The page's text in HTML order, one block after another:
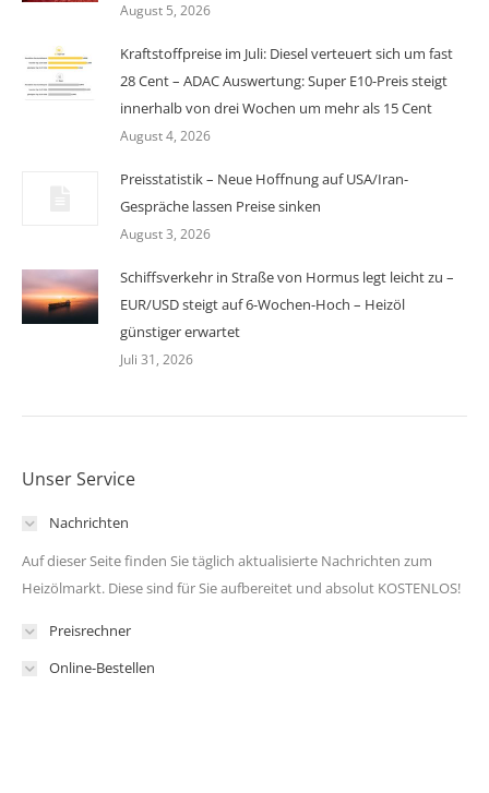
August 5, 2026
Kraftstoffpreise im Juli: Diesel verteuert sich um fast
28 Cent – ADAC Auswertung: Super E10-Preis steigt
innerhalb von drei Wochen um mehr als 15 Cent
August 4, 2026
Preisstatistik – Neue Hoffnung auf USA/Iran-
Gespräche lassen Preise sinken
August 3, 2026
Schiffsverkehr in Straße von Hormus legt leicht zu –
EUR/USD steigt auf 6-Wochen-Hoch – Heizöl
günstiger erwartet
Juli 31, 2026
Unser Service
Nachrichten
Auf dieser Seite finden Sie täglich aktualisierte Nachrichten zum
Heizölmarkt. Diese sind für Sie aufbereitet und absolut KOSTENLOS!
Preisrechner
Online-Bestellen